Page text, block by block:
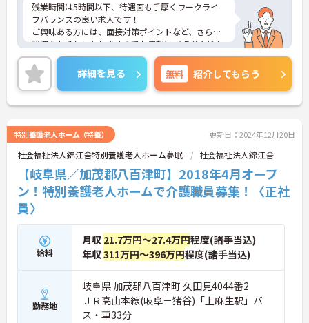
残業時間は5時間以下、待遇面も手厚くワークライ
フバランスの良い求人です！
ご興味ある方には、面接対策ポイントなど、さらに
詳細をお話しいたしますのでお気軽にご相談くださ
い！
詳細を見る 無料 紹介してもらう
特別養護老人ホーム（特養） 更新日：2024年12月20日
社会福祉法人錦江舎特別養護老人ホーム夢眠 社会福祉法人錦江舎
【岐阜県／加茂郡八百津町】2018年4月オープ
ン！特別養護老人ホームで介護職員募集！〈正社
員〉
給料
月収 21.7万円～27.4万円程度(諸手当込)
年収311万円～396万円程度(諸手当込)
勤務地
岐阜県 加茂郡八百津町 久田見4044番2
ＪＲ高山本線(岐阜－猪谷)「上麻生駅」バ
ス・車33分